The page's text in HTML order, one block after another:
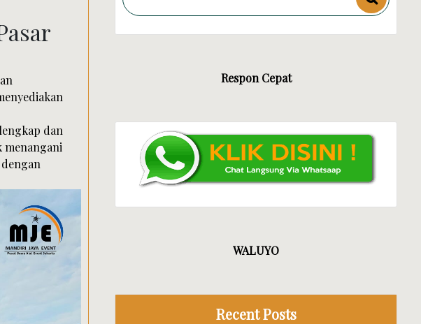
dan
menangani
Respon Cepat
WALUYO
Recent Posts